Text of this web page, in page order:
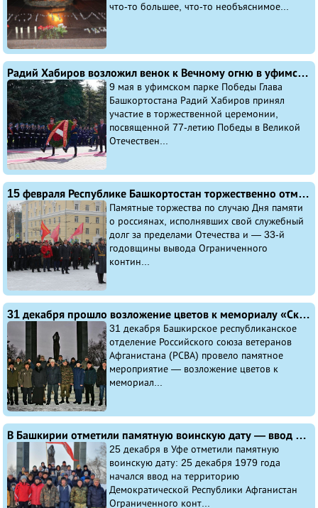
что-то большее, что-то необъяснимое...
Радий Хабиров возложил венок к Вечному огню в уфимском парке Победы
9 мая в уфимском парке Победы Глава
Башкортостана Радий Хабиров принял
участие в торжественной церемонии,
посвященной 77-летию Победы в Великой
Отечествен...
15 февраля Республике Башкортостан торжественно отметили День памяти о россиянах, исполнявших свой служебный долг за пределами Отечества и — 33-ю годовщину вывода Ограниченного контингента Советских войск из ДРА
Памятные торжества по случаю Дня памяти
о россиянах, исполнявших свой служебный
долг за пределами Отечества и — 33-й
годовщины вывода Ограниченного
контин...
31 декабря прошло возложение цветов к мемориалу «Скорбящая мать» в память об одной из крупнейших трагедий современной российской истории
31 декабря Башкирское республиканское
отделение Российского союза ветеранов
Афганистана (РСВА) провело памятное
мероприятие — возложение цветов к
мемориал...
В Башкирии отметили памятную воинскую дату — ввод на территорию Демократической Республики Афганистан ограниченного контингента Советских войск в составе 40-й общевойсковой армии
25 декабря в Уфе отметили памятную
воинскую дату: 25 декабря 1979 года
начался ввод на территорию
Демократической Республики Афганистан
Ограниченного конт...